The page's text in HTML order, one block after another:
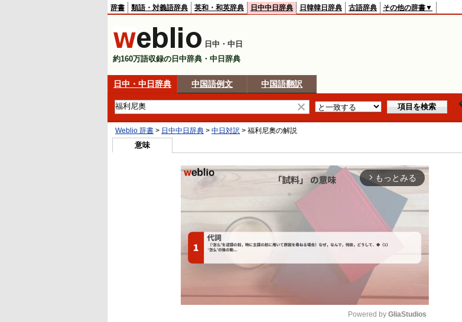
辞書 類語・対義語辞典 英和・和英辞典 日中中日辞典 日韓韓日辞典 古語辞典 その他の辞書▼
日中・中日
約160万語収録の日中辞典・中日辞典
日中・中日辞典 中国語例文 中国語翻訳
Weblio 辞書 > 日中中日辞典 > 中日対訳 > 福利尼奧の解説
意味
arrow_forward_ios もっとみる
Powered by GliaStudios